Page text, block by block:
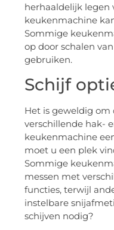
herhaaldelijk legen
keukenmachine
Sommige
op door schalen
gebruiken.
Schijf
Het is geweldig om
verschillende hak-
keukenmachine
moet u een plek
Sommige
messen met
functies, terwijl
instelbare
schijven nodig?